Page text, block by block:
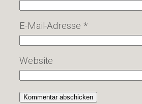
E-Mail-Adresse *
Website